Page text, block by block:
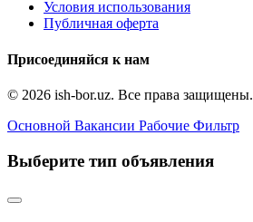
Условия использования
Публичная оферта
Присоединяйся к нам
© 2026 ish-bor.uz. Все права защищены.
Основной Вакансии Рабочие Фильтр
Выберите тип объявления